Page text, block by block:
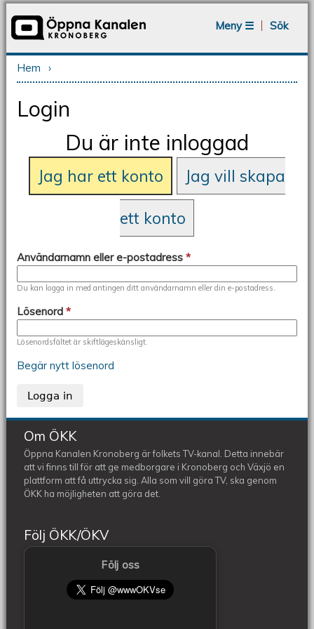
Meny ☰
Sök
Du är här
Hem ›
Login
Du är inte inloggad
Jag har ett konto Jag vill skapa
ett konto
Användarnamn eller e-postadress *
Du kan logga in med antingen ditt användarnamn eller din e-postadress.
Lösenord *
Lösenordsfältet är skiftlägeskänsligt.
Begär nytt lösenord
Om ÖKK
Öppna Kanalen Kronoberg är folkets TV-kanal. Detta innebär
att vi finns till för att ge medborgare i Kronoberg och Växjö en
plattform att få uttrycka sig. Alla som vill göra TV, ska genom
ÖKK ha möjligheten att göra det.
Följ ÖKK/ÖKV
Följ oss